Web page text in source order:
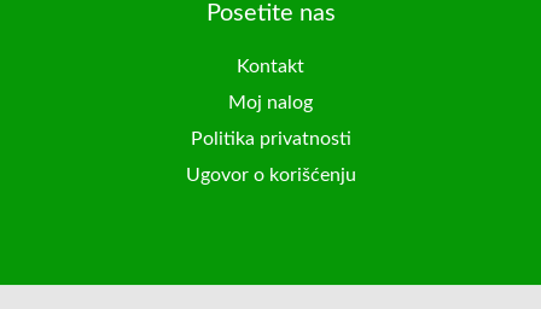
Posetite nas
Kontakt
Moj nalog
Politika privatnosti
Ugovor o korišćenju